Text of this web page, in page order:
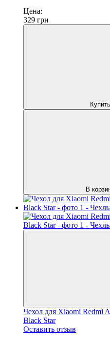
Цена:
329 грн
Купить
В
Чехол для Xiaomi Redmi
Black Star
Оставить отзыв